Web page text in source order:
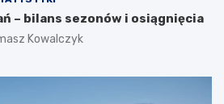
– bilans sezonów i osiągnięcia
Kowalczyk